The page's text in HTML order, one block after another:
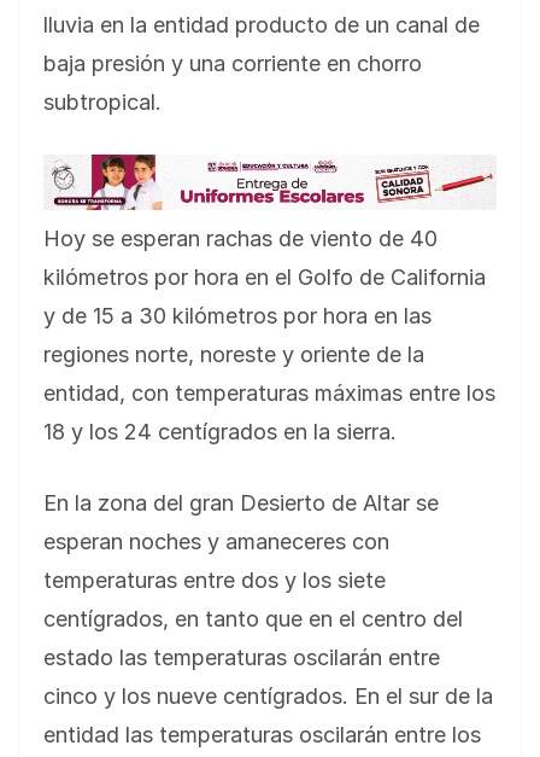
lluvia en la entidad producto de un canal de
baja presión y una corriente en chorro
subtropical.
Hoy se esperan rachas de viento de 40
kilómetros por hora en el Golfo de California
y de 15 a 30 kilómetros por hora en las
regiones norte, noreste y oriente de la
entidad, con temperaturas máximas entre los
18 y los 24 centígrados en la sierra.
En la zona del gran Desierto de Altar se
esperan noches y amaneceres con
temperaturas entre dos y los siete
centígrados, en tanto que en el centro del
estado las temperaturas oscilarán entre
cinco y los nueve centígrados. En el sur de la
entidad las temperaturas oscilarán entre los